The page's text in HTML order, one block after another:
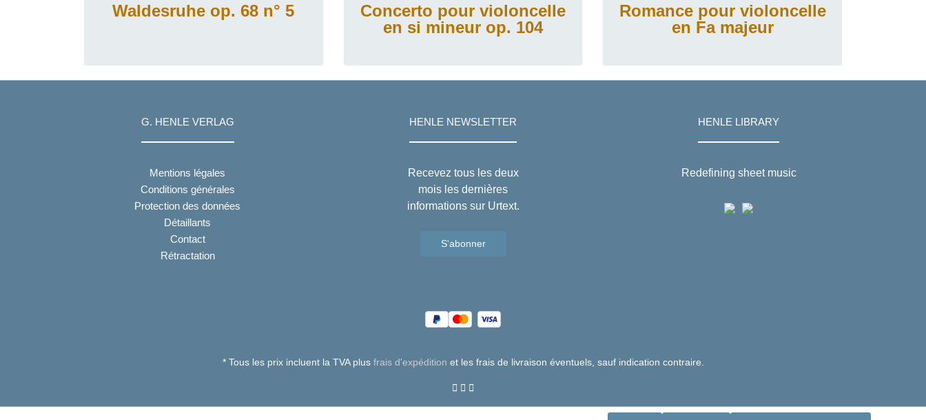
Waldesruhe op. 68 n° 5
Concerto pour violoncelle
en si mineur op. 104
Romance pour violoncelle
en Fa majeur
G. HENLE VERLAG
Mentions légales
Conditions générales
Protection des données
Détaillants
Contact
Rétractation
HENLE NEWSLETTER
Recevez tous les deux
mois les dernières
informations sur Urtext.
S'abonner
HENLE LIBRARY
Redefining sheet music
* Tous les prix incluent la TVA plus frais d'expédition et les frais de livraison éventuels, sauf indication contraire.